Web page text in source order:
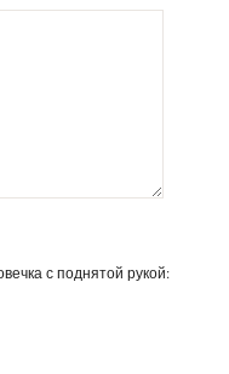
с поднятой рукой: